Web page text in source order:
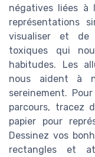
négatives liées à
représentations
visualiser et de
toxiques qui
habitudes. Les
nous aident à
sereinement.
parcours, tracez
papier pour
Dessinez vos
rectangles et